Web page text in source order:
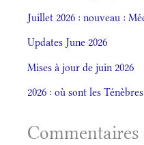
Juillet 2026 : nouveau :
Updates June 2026
Mises à jour de juin 2026
2026 : où sont les
Commentaires